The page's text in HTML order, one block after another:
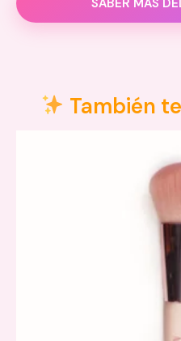
También